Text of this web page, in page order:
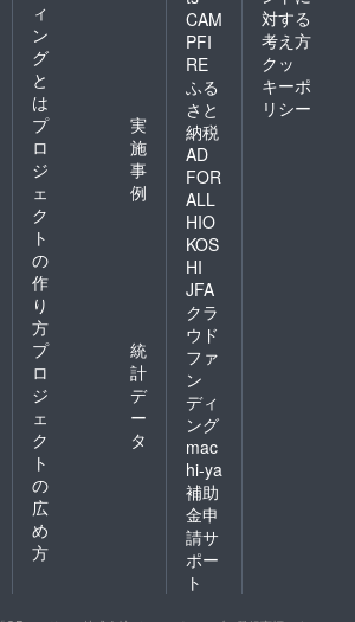
ィ
ン
グ
と
は
プ
ロ
ジ
ェ
ク
ト
の
作
り
方
実
施
事
例
プ
ロ
ジ
ェ
ク
ト
の
広
め
方
統
計
デ
ー
タ
CAM
PFI
RE
ふる
さと
納税
AD
FOR
ALL
HIO
KOS
HI
JFA
クラ
ウド
ファ
ン
ディ
ング
mac
hi-ya
補助
金申
請サ
ポー
ト
対する
考え方
クッ
キーポ
リシー